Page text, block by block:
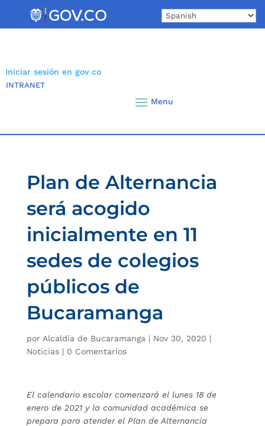
Iniciar sesión en gov co
INTRANET
Plan de Alternancia
será acogido
inicialmente en 11
sedes de colegios
públicos de
Bucaramanga
por Alcaldía de Bucaramanga | Nov 30, 2020 |
Noticias| 0 Comentarios
El calendario escolar comenzará el lunes 18 de
enero de 2021 y la comunidad académica se
prepara para atender el Plan de Alternancia